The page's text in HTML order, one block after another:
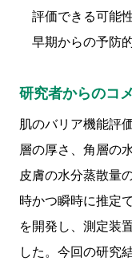
評価できる可能
早期からの予防
研究者からのコ
肌のバリア機能評
層の厚さ、角層の
皮膚の水分蒸散量
時かつ瞬時に推定
を開発し、測定装
した。今回の研究